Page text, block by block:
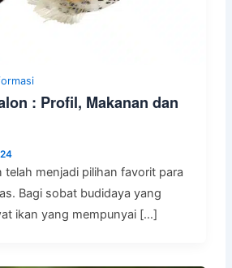
: Profil, Makanan dan
telah menjadi pilihan favorit para
Bagi sobat budidaya yang
ikan yang mempunyai […]